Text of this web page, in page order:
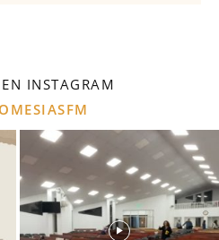
INSTAGRAM